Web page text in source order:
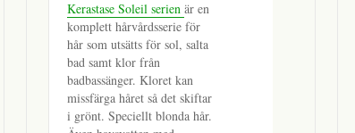
Kerastase Soleil serien är en
komplett hårvårdsserie för
hår som utsätts för sol, salta
bad samt klor från
badbassänger. Kloret kan
missfärga håret så det skiftar
i grönt. Speciellt blonda hår.